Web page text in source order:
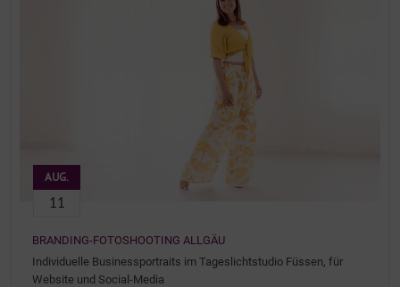
AUG.
11
BRANDING-FOTOSHOOTING ALLGÄU
Individuelle Businessportraits im Tageslichtstudio Füssen, für
Website und Social-Media